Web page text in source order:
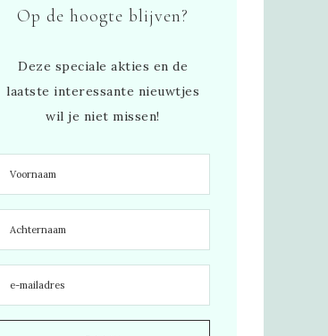
Op de hoogte blijven?
Deze speciale akties en de
laatste interessante nieuwtjes
wil je niet missen!